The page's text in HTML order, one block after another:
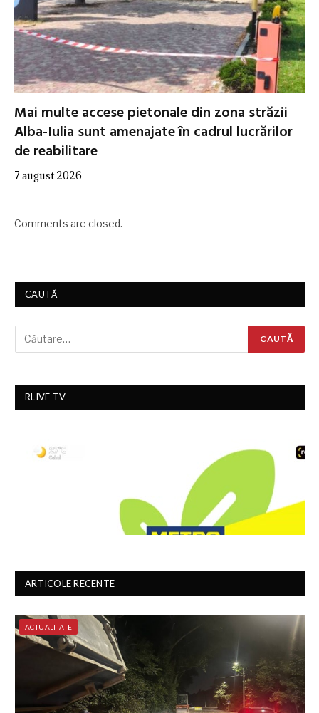
Mai multe accese pietonale din zona străzii
Alba-Iulia sunt amenajate în cadrul lucrărilor
de reabilitare
7 august 2026
Comments are closed.
CAUTĂ
RLIVE TV
ARTICOLE RECENTE
ACTUALITATE